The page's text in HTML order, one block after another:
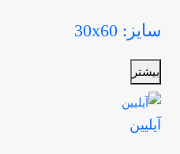
سایز: 30x60
بیشتر
آیلیین